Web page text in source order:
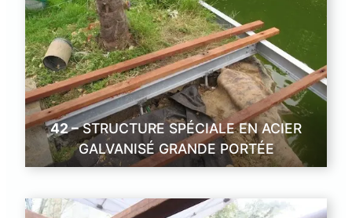
42 –STRUCTURE SPÉCIALE EN ACIER
GALVANISÉ GRANDE PORTÉE